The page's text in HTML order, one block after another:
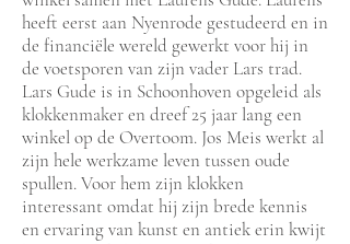
heeft eerst aan Nyenrode gestudeerd en in
de financiële wereld gewerkt voor hij in
de voetsporen van zijn vader Lars trad.
Lars Gude is in Schoonhoven opgeleid als
klokkenmaker en dreef 25 jaar lang een
winkel op de Overtoom. Jos Meis werkt al
zijn hele werkzame leven tussen oude
spullen. Voor hem zijn klokken
interessant omdat hij zijn brede kennis
en ervaring van kunst en antiek erin kwijt